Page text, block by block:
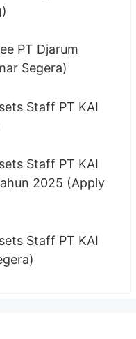
PT Djarum
Segera)
Staff PT KAI
Staff PT KAI
2025 (Apply
Staff PT KAI